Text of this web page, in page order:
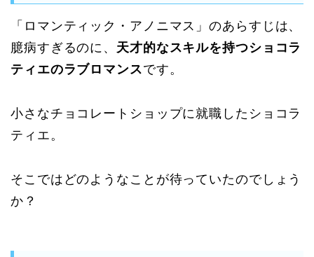
「ロマンティック・アノニマス」のあらすじは、
臆病すぎるのに、 天才的なスキルを持つショコラ
ティエのラブロマンスです。
小さなチョコレートショップに就職したショコラ
ティエ。
そこではどのようなことが待っていたのでしょう
か？